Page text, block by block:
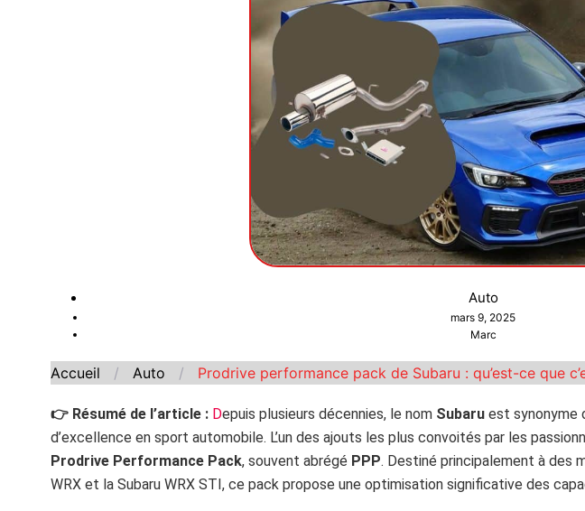
Auto
mars 9, 2025
Marc
Accueil / Auto / Prodrive performance pack de Subaru : qu’est-ce que
👉 Résumé de l’article : Depuis plusieurs décennies, le nom Subaru est synonyme
d’excellence en sport automobile. L’un des ajouts les plus convoités par les
Prodrive Performance Pack, souvent abrégé PPP. Destiné principalement à des
WRX et la Subaru WRX STI, ce pack propose une optimisation significative des